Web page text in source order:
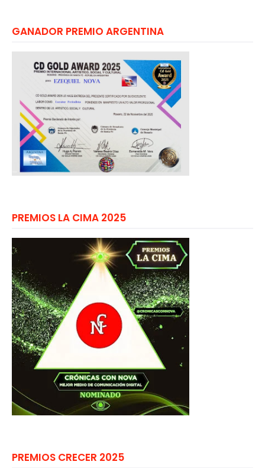
GANADOR PREMIO ARGENTINA
PREMIOS LA CIMA 2025
PREMIOS CRECER 2025